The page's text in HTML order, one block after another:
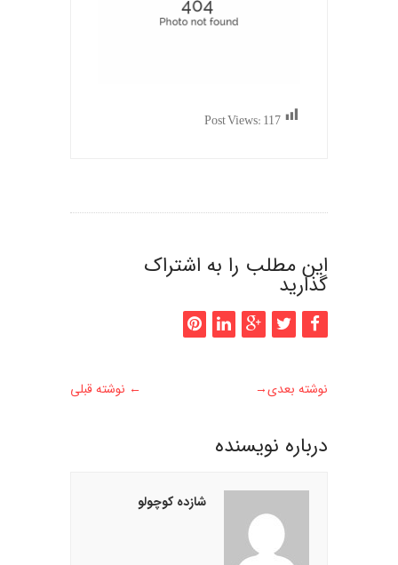
Post Views:117
این مطلب را به اشتراک
گذارید
← نوشته قبلی نوشته بعدی→
درباره نويسنده
شازده کوچولو